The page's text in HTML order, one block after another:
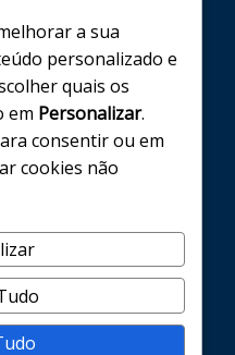
a sua
personalizado e
quais os
em Personalizar.
consentir ou em
cookies não